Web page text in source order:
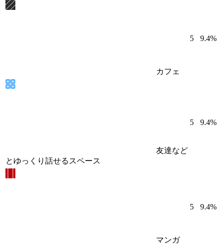
カフェ
5 9.4%
友達など
とゆっくり話せるスペース
5 9.4%
マンガ
5 9.4%